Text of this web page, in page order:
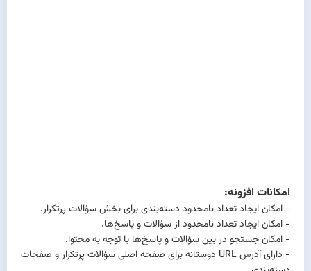
امکانات افزونه:
- امکان ایجاد تعداد نامحدود دسته‌بندی برای بخش سؤالات پرتکرار.
- امکان ایجاد تعداد نامحدود از سؤالات و پاسخ‌ها.
- امکان جستجو در بین سؤالات و پاسخ‌ها با توجه به محتوا.
- دارای آدرس URL دوستانه برای صفحه اصلی سؤالات پرتکرار و صفحات